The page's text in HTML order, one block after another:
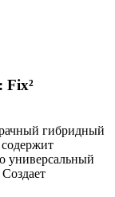
Fix²
гибридный
универсальный